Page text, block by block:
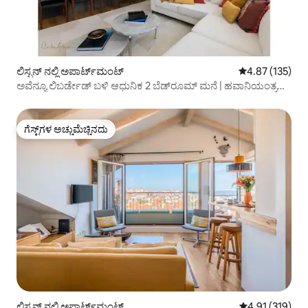
ಲಿಸ್ಬನ್ ನಲ್ಲಿ ಅಪಾರ್ಟ್‌ಮಂಟ್ 5 ರಲ್ಲಿ 4.87
4.87 (135)
ಅವೆನ್ಯೂ ಲಿಬರ್ಡೇಡ್ ಬಳಿ ಆಧುನಿಕ 2 ಬೆಡ್‌ರೂಮ್ ಮನೆ | ಹವಾನಿಯಂತ್ರಣ
ಗೆಸ್ಟ್‌ಗಳ ಅಚ್ಚುಮೆಚ್ಚಿನದು
ಗೆಸ್ಟ್‌ಗಳ ಅಚ್ಚುಮೆಚ್ಚಿನದು